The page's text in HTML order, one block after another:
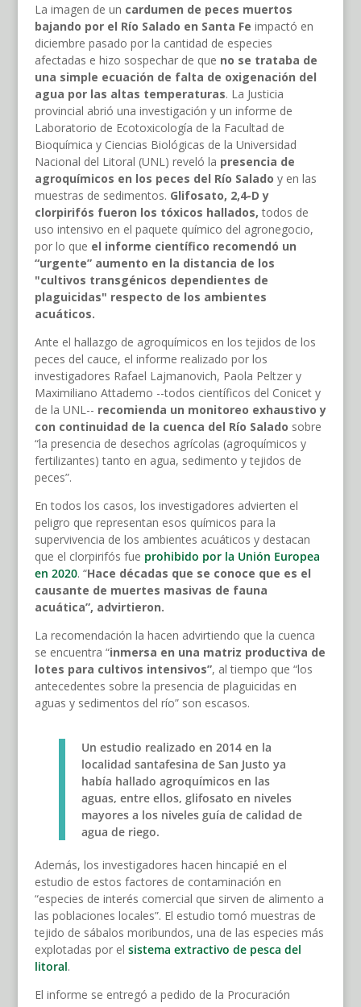
La imagen de un cardumen de peces muertos
bajando por el Río Salado en Santa Fe impactó en
diciembre pasado por la cantidad de especies
afectadas e hizo sospechar de que no se trataba de
una simple ecuación de falta de oxigenación del
agua por las altas temperaturas. La Justicia
provincial abrió una investigación y un informe de
Laboratorio de Ecotoxicología de la Facultad de
Bioquímica y Ciencias Biológicas de la Universidad
Nacional del Litoral (UNL) reveló la presencia de
agroquímicos en los peces del Río Salado y en las
muestras de sedimentos. Glifosato, 2,4-D y
clorpirifós fueron los tóxicos hallados,todos de
uso intensivo en el paquete químico del agronegocio,
por lo que el informe científico recomendó un
“urgente” aumento en la distancia de los
"cultivos transgénicos dependientes de
plaguicidas" respecto de los ambientes
acuáticos.
Ante el hallazgo de agroquímicos en los tejidos de los
peces del cauce, el informe realizado por los
investigadores Rafael Lajmanovich, Paola Peltzer y
Maximiliano Attademo --todos científicos del Conicet y
de la UNL-- recomienda un monitoreo exhaustivo y
con continuidad de la cuenca del Río Salado sobre
“la presencia de desechos agrícolas (agroquímicos y
fertilizantes) tanto en agua, sedimento y tejidos de
peces”.
En todos los casos, los investigadores advierten el
peligro que representan esos químicos para la
supervivencia de los ambientes acuáticos y destacan
que el clorpirifós fue prohibido por la Unión Europea
en 2020. “Hace décadas que se conoce que es el
causante de muertes masivas de fauna
acuática”, advirtieron.
La recomendación la hacen advirtiendo que la cuenca
se encuentra “inmersa en una matriz productiva de
lotes para cultivos intensivos”, al tiempo que “los
antecedentes sobre la presencia de plaguicidas en
aguas y sedimentos del río” son escasos.
Un estudio realizado en 2014 en la
localidad santafesina de San Justo ya
había hallado agroquímicos en las
aguas, entre ellos, glifosato en niveles
mayores a los niveles guía de calidad de
agua de riego.
Además, los investigadores hacen hincapié en el
estudio de estos factores de contaminación en
“especies de interés comercial que sirven de alimento a
las poblaciones locales”. El estudio tomó muestras de
tejido de sábalos moribundos, una de las especies más
explotadas por el sistema extractivo de pesca del
litoral.
El informe se entregó a pedido de la Procuración